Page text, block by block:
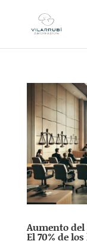
Aumento del
El 70% de